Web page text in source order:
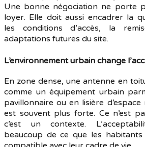
Une bonne négociation ne porte
loyer. Elle doit aussi encadrer la
les conditions d’accès, la
adaptations futures du site.
L’environnement urbain change
En zone dense, une antenne en
comme un équipement urbain
pavillonnaire ou en lisière
est souvent plus forte. Ce n’est
c’est un contexte.
beaucoup de ce que les habitants